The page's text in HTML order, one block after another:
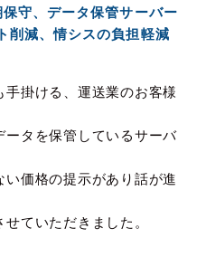
守、データ保管サーバー
削減、情シスの負担軽減
手掛ける、運送業のお客様
タを保管しているサーバ
価格の提示があり話が進
ていただきました。